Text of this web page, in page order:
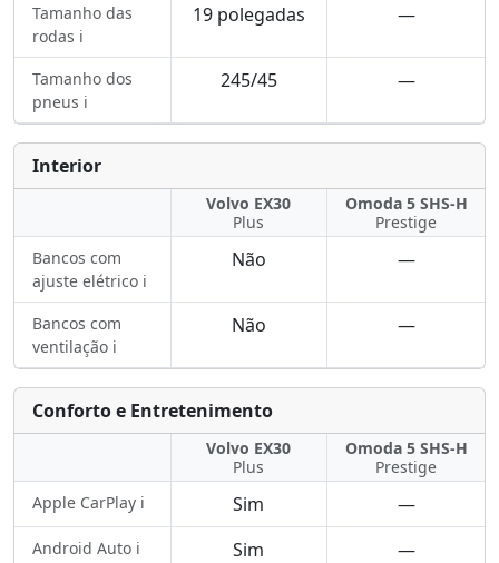
Tamanho das
rodas ℹ️
19 polegadas —
Tamanho dos
pneus ℹ️
245/45 —
Interior
Volvo EX30
Plus
Omoda 5 SHS-H
Prestige
Bancos com
ajuste elétrico ℹ️
Não —
Bancos com
ventilação ℹ️
Não —
Conforto e Entretenimento
Volvo EX30
Plus
Omoda 5 SHS-H
Prestige
Apple CarPlay ℹ️
Sim —
Android Auto ℹ️ Sim —